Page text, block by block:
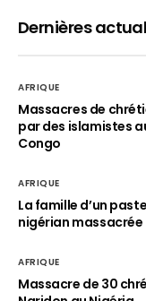
Dernières
AFRIQUE
Massacres de
par des islamistes
Congo
AFRIQUE
La famille d’un
nigérian massacrée
AFRIQUE
Massacre de 30